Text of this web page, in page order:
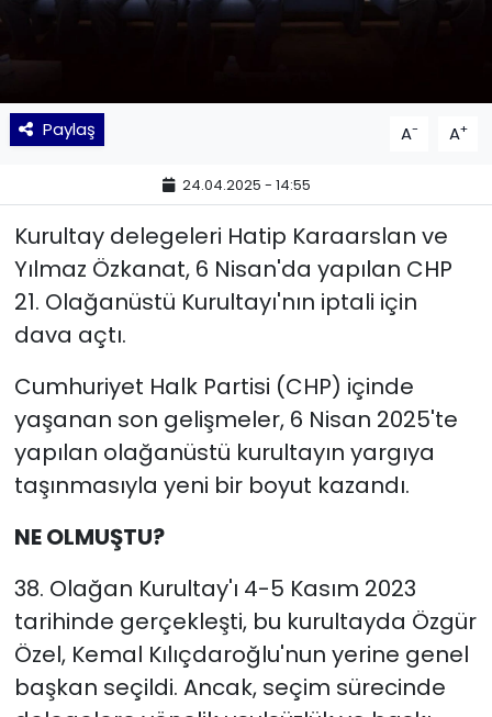
Paylaş A- A+
24.04.2025 - 14:55
Kurultay delegeleri Hatip Karaarslan ve
Yılmaz Özkanat, 6 Nisan'da yapılan CHP
21. Olağanüstü Kurultayı'nın iptali için
dava açtı.
Cumhuriyet Halk Partisi (CHP) içinde
yaşanan son gelişmeler, 6 Nisan 2025'te
yapılan olağanüstü kurultayın yargıya
taşınmasıyla yeni bir boyut kazandı.
NE OLMUŞTU?
38. Olağan Kurultay'ı 4-5 Kasım 2023
tarihinde gerçekleşti, bu kurultayda Özgür
Özel, Kemal Kılıçdaroğlu'nun yerine genel
başkan seçildi. Ancak, seçim sürecinde
POLİTİKA
Siyaset
TEKNOLOJİ
Yaşam
YEREL YÖNETİMLER
Yurt